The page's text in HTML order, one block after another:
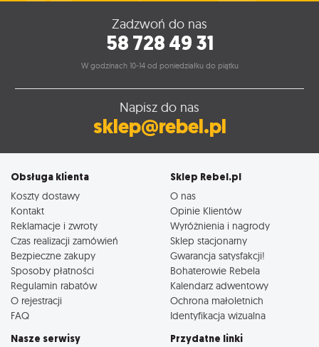
Zadzwoń do nas
58 728 49 31
W godzinach 10-14 od poniedziałku do piątku
Napisz do nas
sklep@rebel.pl
Obsługa klienta
Koszty dostawy
Kontakt
Reklamacje i zwroty
Czas realizacji zamówień
Bezpieczne zakupy
Sposoby płatności
Regulamin rabatów
O rejestracji
FAQ
Sklep Rebel.pl
O nas
Opinie Klientów
Wyróżnienia i nagrody
Sklep stacjonarny
Gwarancja satysfakcji!
Bohaterowie Rebela
Kalendarz adwentowy
Ochrona małoletnich
Identyfikacja wizualna
Nasze serwisy Przydatne linki